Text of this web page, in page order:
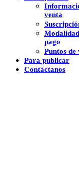
venta
pago
Puntos de
Para publicar
Contáctanos